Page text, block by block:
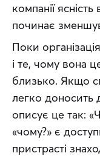
компанії
починає
Поки
і те, чому вона
близько. Якщо
легко доносить
описує це так:
«чому?» є
пристрасті